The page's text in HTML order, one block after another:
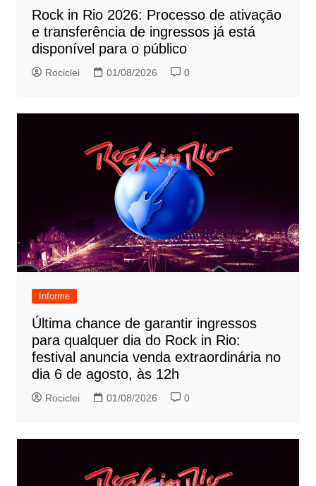
Rock in Rio 2026: Processo de ativação
e transferência de ingressos já está
disponível para o público
Rociclei 01/08/2026 0
Informe
Última chance de garantir ingressos
para qualquer dia do Rock in Rio:
festival anuncia venda extraordinária no
dia 6 de agosto, às 12h
Rociclei 01/08/2026 0